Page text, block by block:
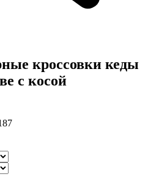
кроссовки кеды
с косой